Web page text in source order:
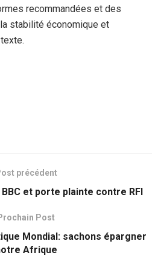
recommandées et des
stabilité économique et
précédent
et porte plainte contre RFI
Post
Mondial: sachons épargner
Afrique